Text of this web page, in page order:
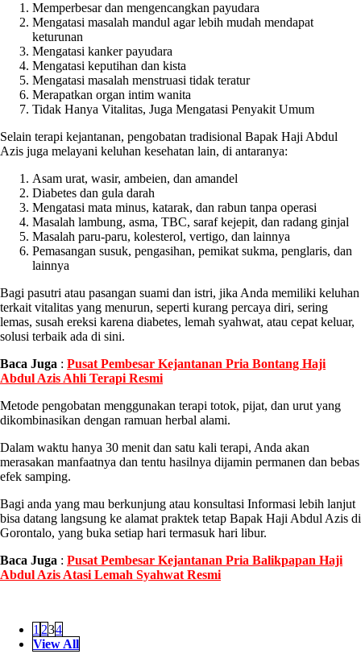
Memperbesar dan mengencangkan payudara
Mengatasi masalah mandul agar lebih mudah mendapat
keturunan
Mengatasi kanker payudara
Mengatasi keputihan dan kista
Mengatasi masalah menstruasi tidak teratur
Merapatkan organ intim wanita
Tidak Hanya Vitalitas, Juga Mengatasi Penyakit Umum
Selain terapi kejantanan, pengobatan tradisional Bapak Haji Abdul
Azis juga melayani keluhan kesehatan lain, di antaranya:
Asam urat, wasir, ambeien, dan amandel
Diabetes dan gula darah
Mengatasi mata minus, katarak, dan rabun tanpa operasi
Masalah lambung, asma, TBC, saraf kejepit, dan radang ginjal
Masalah paru-paru, kolesterol, vertigo, dan lainnya
Pemasangan susuk, pengasihan, pemikat sukma, penglaris, dan
lainnya
Bagi pasutri atau pasangan suami dan istri, jika Anda memiliki keluhan
terkait vitalitas yang menurun, seperti kurang percaya diri, sering
lemas, susah ereksi karena diabetes, lemah syahwat, atau cepat keluar,
solusi terbaik ada di sini.
Baca Juga : Pusat Pembesar Kejantanan Pria Bontang Haji
Abdul Azis Ahli Terapi Resmi
Metode pengobatan menggunakan terapi totok, pijat, dan urut yang
dikombinasikan dengan ramuan herbal alami.
Dalam waktu hanya 30 menit dan satu kali terapi, Anda akan
merasakan manfaatnya dan tentu hasilnya dijamin permanen dan bebas
efek samping.
Bagi anda yang mau berkunjung atau konsultasi Informasi lebih lanjut
bisa datang langsung ke alamat praktek tetap Bapak Haji Abdul Azis di
Gorontalo, yang buka setiap hari termasuk hari libur.
Baca Juga : Pusat Pembesar Kejantanan Pria Balikpapan Haji
Abdul Azis Atasi Lemah Syahwat Resmi
1 234
View All